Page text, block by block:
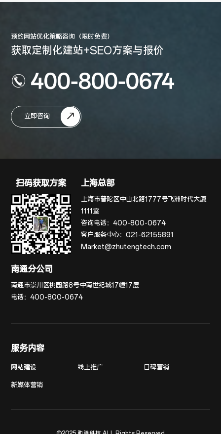
预约网站优化策略咨询（限时免费）
获取定制化建站+SEO方案与报价
400-800-0674
立即咨询
扫码获取方案 上海总部
上海市普陀区中山北路1777号飞洲时代大厦
1111室
咨询电话：400-800-0674
客户服务中心：021-62155891
Market@zhutengtech.com
南通分公司
南通市崇川区桃园路8号中南世纪城17幢17层
电话：400-800-0674
服务内容
网站建设 线上推广 口碑营销
新媒体营销